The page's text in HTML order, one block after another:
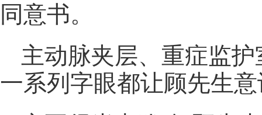
同意书。
主动脉夹层、重症监
一系列字眼都让顾先生